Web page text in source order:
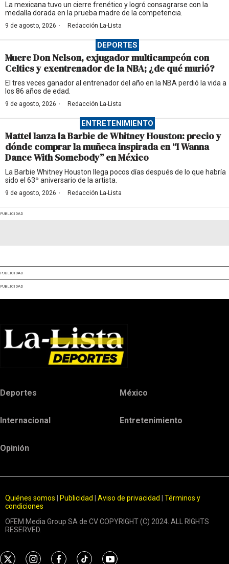
La mexicana tuvo un cierre frenético y logró consagrarse con la
medalla dorada en la prueba madre de la competencia.
9 de agosto, 2026 · Redacción La-Lista
DEPORTES
Muere Don Nelson, exjugador multicampeón con
Celtics y exentrenador de la NBA; ¿de qué murió?
El tres veces ganador al entrenador del año en la NBA perdió la vida a
los 86 años de edad.
9 de agosto, 2026 · Redacción La-Lista
ENTRETENIMIENTO
Mattel lanza la Barbie de Whitney Houston: precio y
dónde comprar la muñeca inspirada en “I Wanna
Dance With Somebody” en México
La Barbie Whitney Houston llega pocos días después de lo que habría
sido el 63º aniversario de la artista.
9 de agosto, 2026 · Redacción La-Lista
PUBLICIDAD
PUBLICIDAD
PUBLICIDAD
Deportes México
Internacional Entretenimiento
Opinión
Quiénes somos Publicidad Aviso de privacidad
Términos y
condiciones
OFEM Media Group SA de CV COPYRIGHT (C) 2024. ALL RIGHTS
RESERVED.